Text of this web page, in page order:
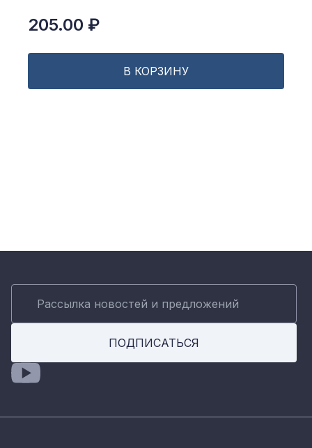
205.00 ₽
В КОРЗИНУ
ПОДПИСАТЬСЯ